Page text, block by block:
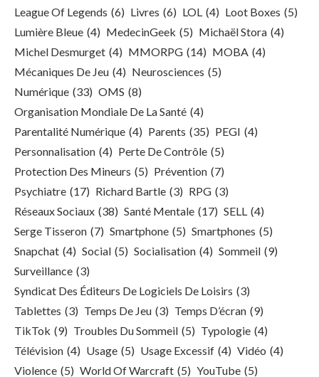
League Of Legends (6) Livres (6) LOL (4) Loot Boxes (5)
Lumière Bleue (4) MedecinGeek (5) Michaël Stora (4)
Michel Desmurget (4) MMORPG (14) MOBA (4)
Mécaniques De Jeu (4) Neurosciences (5)
Numérique (33) OMS (8)
Organisation Mondiale De La Santé (4)
Parentalité Numérique (4) Parents (35) PEGI (4)
Personnalisation (4) Perte De Contrôle (5)
Protection Des Mineurs (5) Prévention (7)
Psychiatre (17) Richard Bartle (3) RPG (3)
Réseaux Sociaux (38) Santé Mentale (17) SELL (4)
Serge Tisseron (7) Smartphone (5) Smartphones (5)
Snapchat (4) Social (5) Socialisation (4) Sommeil (9)
Surveillance (3)
Syndicat Des Éditeurs De Logiciels De Loisirs (3)
Tablettes (3) Temps De Jeu (3) Temps D’écran (9)
TikTok (9) Troubles Du Sommeil (5) Typologie (4)
Télévision (4) Usage (5) Usage Excessif (4) Vidéo (4)
Violence (5) World Of Warcraft (5) YouTube (5)